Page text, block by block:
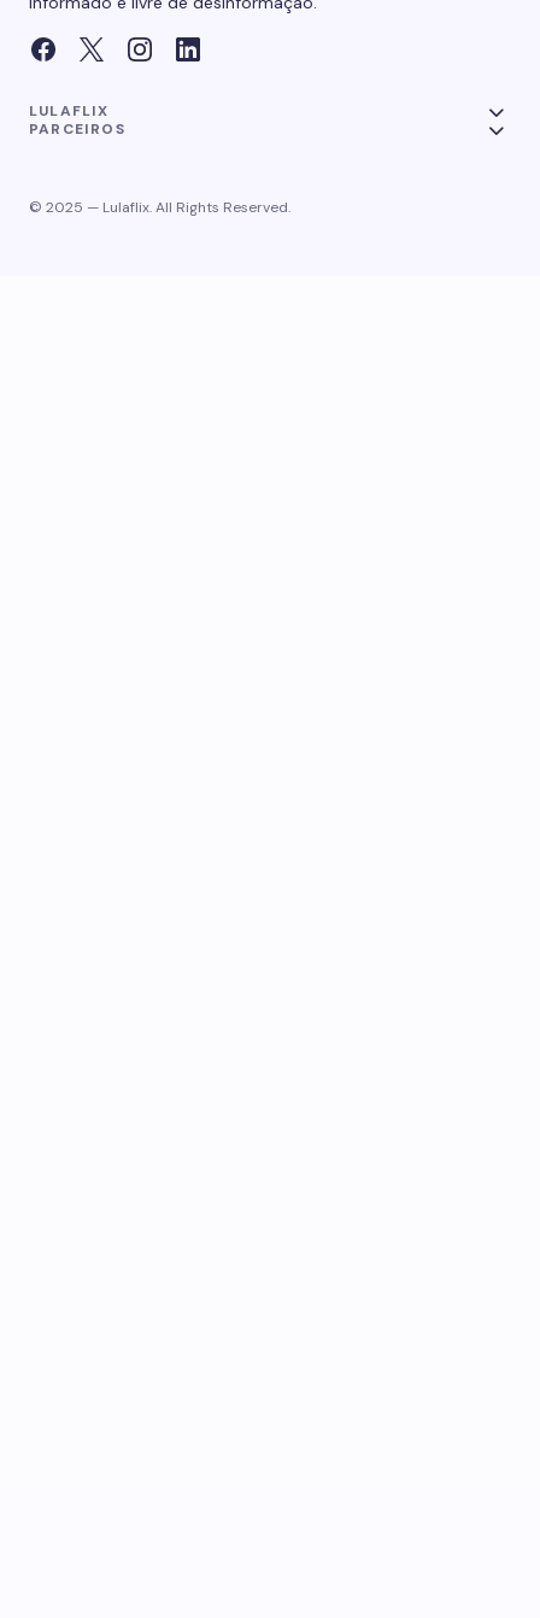
LULAFLIX
PARCEIROS
© 2025 — Lulaflix. All Rights Reserved.